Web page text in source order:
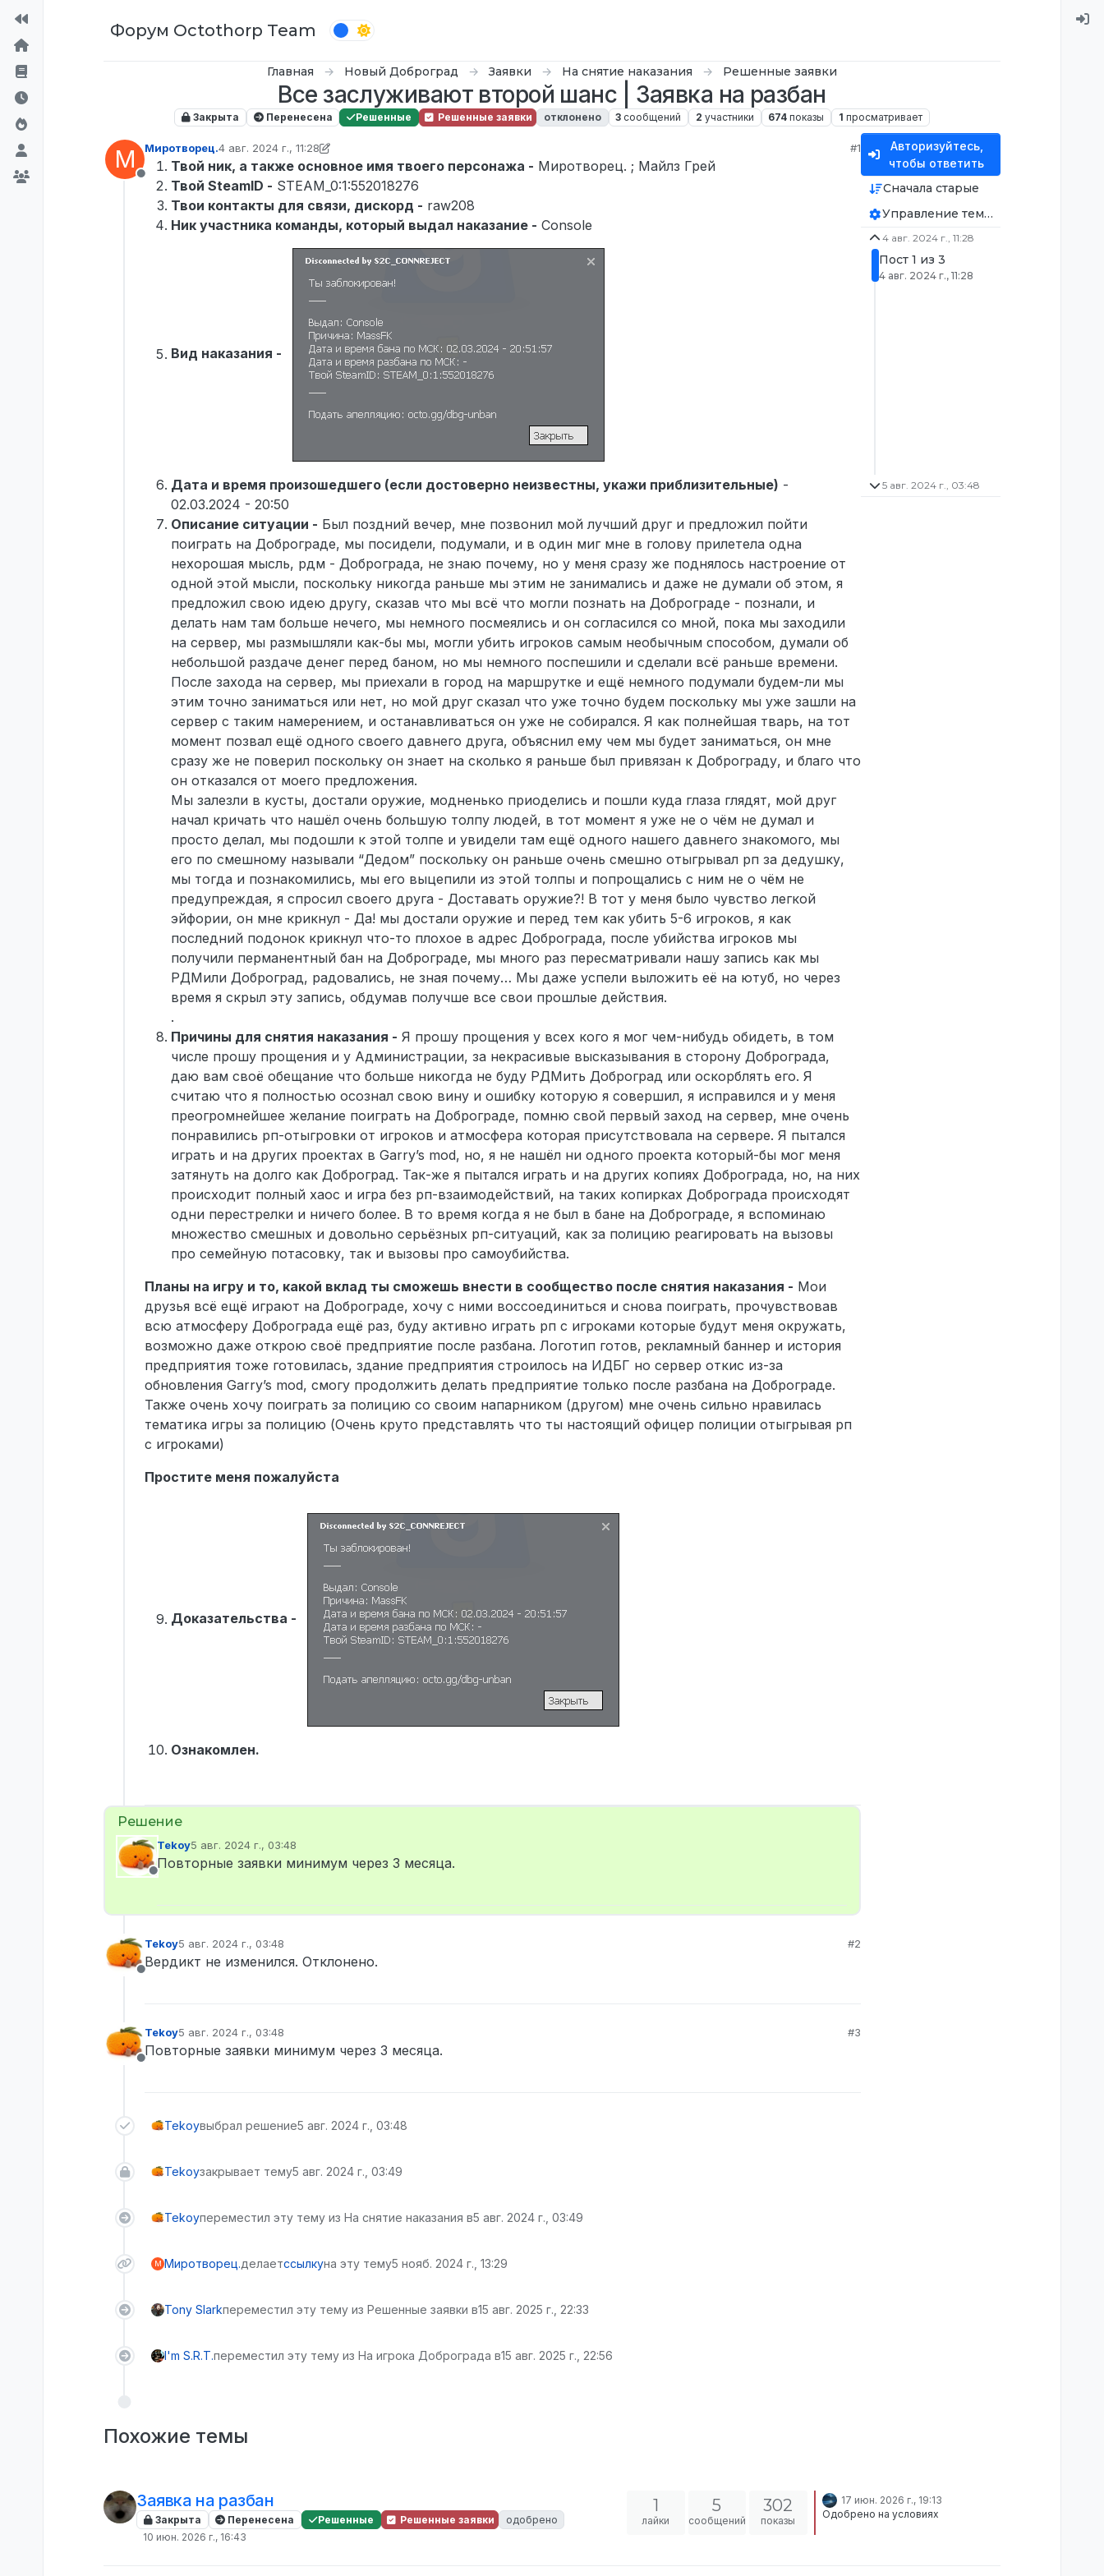
Форум Octothorp Team
Главная Новый Доброград Заявки На снятие наказания Решенные заявки
Все заслуживают второй шанс | Заявка на разбан
Закрыта Перенесена Решенные Решенные заявки отклонено 3 сообщений 2 участники 674 показы 1 просматривает
М
Не в сети
Миротворец.4 авг. 2024 г., 11:28
отредактировано Tekoy
#1
Твой ник, а также основное имя твоего персонажа - Миротворец. ; Майлз Грей
Твой SteamID - STEAM_0:1:552018276
Твои контакты для связи, дискорд - raw208
Ник участника команды, который выдал наказание - Console
Вид наказания -
Дата и время произошедшего (если достоверно неизвестны, укажи приблизительные) -
02.03.2024 - 20:50
Описание ситуации - Был поздний вечер, мне позвонил мой лучший друг и предложил пойти
поиграть на Доброграде, мы посидели, подумали, и в один миг мне в голову прилетела одна
нехорошая мысль, рдм - Доброграда, не знаю почему, но у меня сразу же поднялось настроение от
одной этой мысли, поскольку никогда раньше мы этим не занимались и даже не думали об этом, я
предложил свою идею другу, сказав что мы всё что могли познать на Доброграде - познали, и
делать нам там больше нечего, мы немного посмеялись и он согласился со мной, пока мы заходили
на сервер, мы размышляли как-бы мы, могли убить игроков самым необычным способом, думали об
небольшой раздаче денег перед баном, но мы немного поспешили и сделали всё раньше времени.
После захода на сервер, мы приехали в город на маршрутке и ещё немного подумали будем-ли мы
этим точно заниматься или нет, но мой друг сказал что уже точно будем поскольку мы уже зашли на
сервер с таким намерением, и останавливаться он уже не собирался. Я как полнейшая тварь, на тот
момент позвал ещё одного своего давнего друга, объяснил ему чем мы будет заниматься, он мне
сразу же не поверил поскольку он знает на сколько я раньше был привязан к Доброграду, и благо что
он отказался от моего предложения.
Мы залезли в кусты, достали оружие, модненько приоделись и пошли куда глаза глядят, мой друг
начал кричать что нашёл очень большую толпу людей, в тот момент я уже не о чём не думал и
просто делал, мы подошли к этой толпе и увидели там ещё одного нашего давнего знакомого, мы
его по смешному называли “Дедом” поскольку он раньше очень смешно отыгрывал рп за дедушку,
мы тогда и познакомились, мы его выцепили из этой толпы и попрощались с ним не о чём не
предупреждая, я спросил своего друга - Доставать оружие?! В тот у меня было чувство легкой
эйфории, он мне крикнул - Да! мы достали оружие и перед тем как убить 5-6 игроков, я как
последний подонок крикнул что-то плохое в адрес Доброграда, после убийства игроков мы
получили перманентный бан на Доброграде, мы много раз пересматривали нашу запись как мы
РДМили Доброград, радовались, не зная почему… Мы даже успели выложить её на ютуб, но через
время я скрыл эту запись, обдумав получше все свои прошлые действия.
.
Причины для снятия наказания - Я прошу прощения у всех кого я мог чем-нибудь обидеть, в том
числе прошу прощения и у Администрации, за некрасивые высказывания в сторону Доброграда,
даю вам своё обещание что больше никогда не буду РДМить Доброград или оскорблять его. Я
считаю что я полностью осознал свою вину и ошибку которую я совершил, я исправился и у меня
преогромнейшее желание поиграть на Доброграде, помню свой первый заход на сервер, мне очень
понравились рп-отыгровки от игроков и атмосфера которая присутствовала на сервере. Я пытался
играть и на других проектах в Garry’s mod, но, я не нашёл ни одного проекта который-бы мог меня
затянуть на долго как Доброград. Так-же я пытался играть и на других копиях Доброграда, но, на них
происходит полный хаос и игра без рп-взаимодействий, на таких копирках Доброграда происходят
одни перестрелки и ничего более. В то время когда я не был в бане на Доброграде, я вспоминаю
множество смешных и довольно серьёзных рп-ситуаций, как за полицию реагировать на вызовы
про семейную потасовку, так и вызовы про самоубийства.
Планы на игру и то, какой вклад ты сможешь внести в сообщество после снятия наказания - Мои
друзья всё ещё играют на Доброграде, хочу с ними воссоединиться и снова поиграть, прочувствовав
всю атмосферу Доброграда ещё раз, буду активно играть рп с игроками которые будут меня окружать,
возможно даже открою своё предприятие после разбана. Логотип готов, рекламный баннер и история
предприятия тоже готовилась, здание предприятия строилось на ИДБГ но сервер откис из-за
обновления Garry’s mod, смогу продолжить делать предприятие только после разбана на Доброграде.
Также очень хочу поиграть за полицию со своим напарником (другом) мне очень сильно нравилась
тематика игры за полицию (Очень круто представлять что ты настоящий офицер полиции отыгрывая рп
с игроками)
Простите меня пожалуйста
Доказательства -
Ознакомлен.
Не в сети
Tekoy5 авг. 2024 г., 03:48
отредактировано
Повторные заявки минимум через 3 месяца.
Не в сети
Tekoy5 авг. 2024 г., 03:48
отредактировано
#2
Вердикт не изменился. Отклонено.
Не в сети
Tekoy5 авг. 2024 г., 03:48
отредактировано
#3
Повторные заявки минимум через 3 месяца.
Tekoyвыбрал решение5 авг. 2024 г., 03:48
Tekoyзакрывает тему5 авг. 2024 г., 03:49
Tekoyпереместил эту тему из На снятие наказания в5 авг. 2024 г., 03:49
М Миротворец.делаетссылкуна эту тему5 нояб. 2024 г., 13:29
Tony Slarkпереместил эту тему из Решенные заявки в15 авг. 2025 г., 22:33
I'm S.R.T.переместил эту тему из На игрока Доброграда в15 авг. 2025 г., 22:56
Авторизуйтесь,
чтобы ответить
Сначала старые
Управление темой
4 авг. 2024 г., 11:28
Пост 1 из 3
4 авг. 2024 г., 11:28
5 авг. 2024 г., 03:48
Похожие темы
Заявка на разбан
Закрыта Перенесена Решенные Решенные заявки
одобрено
10 июн. 2026 г., 16:43
1
лайки
5
сообщений
302
показы
17 июн. 2026 г., 19:13
Одобрено на условиях